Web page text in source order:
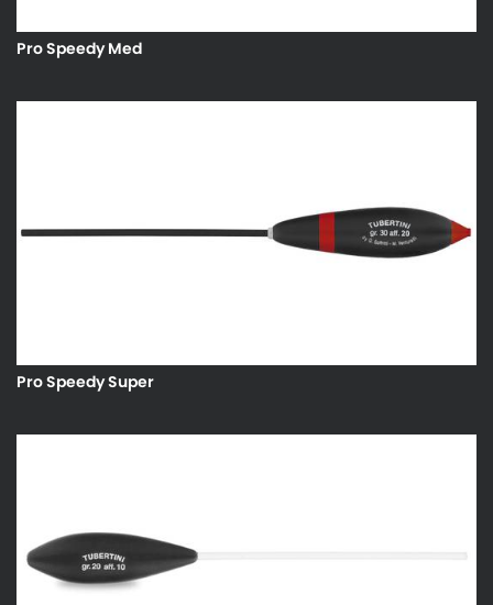
Pro Speedy Med
Pro Speedy Super